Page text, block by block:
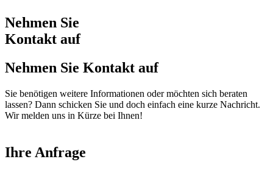
Nehmen Sie
Kontakt auf
Nehmen Sie Kontakt auf
Sie benötigen weitere Infor­mationen oder möchten sich beraten
lassen? Dann schicken Sie und doch einfach eine kurze Nachricht.
Wir melden uns in Kürze bei Ihnen!
Ihre Anfrage